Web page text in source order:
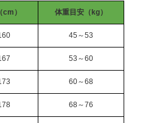
） 体重目安（kg）
45～53
53～60
60～68
68～76